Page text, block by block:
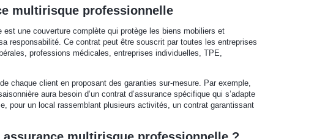
multirisque professionnelle
est une couverture complète qui protège les biens mobiliers et
responsabilité. Ce contrat peut être souscrit par toutes les entreprises
professions médicales, entreprises individuelles, TPE,
chaque client en proposant des garanties sur-mesure. Par exemple,
aura besoin d’un contrat d’assurance spécifique qui s’adapte
pour un local rassemblant plusieurs activités, un contrat garantissant